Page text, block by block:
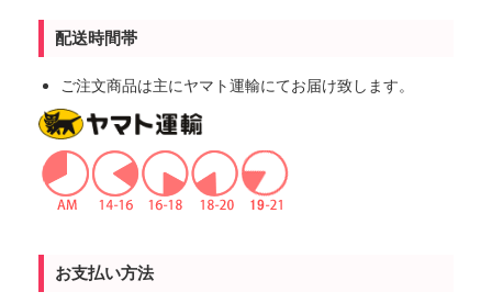
配送時間帯
ご注文商品は主にヤマト運輸にてお届け致します。
お支払い方法